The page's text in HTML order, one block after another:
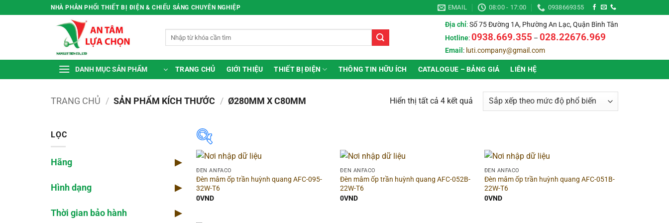
qua
NHÀ PHÂN PHỐI THIẾT BỊ ĐIỆN & CHIẾU SÁNG CHUYÊN NGHIỆP EMAIL 08:00 - 17:00 0938669355
Địa chỉ:Số 75 Đường 1A, Phường An Lạc, Quận Bình Tân
Hotline:0938.669.355 – 028.22676.969
Email : luti.company@gmail.com
DANH MỤC SẢN PHẨM TRANG CHỦ GIỚI THIỆU THIẾT BỊ ĐIỆN THÔNG TIN HỮU ÍCH CATALOGUE – BẢNG GIÁ LIÊN HỆ
TRANG CHỦ / SẢN PHẨM KÍCH THƯỚC / Ø280MM X C80MM Hiển thị tất cả 4 kết quảĐã
sắp
mức
phổ
biến
LỌC
Hãng ▶
Hình dạng ▶
Thời gian bảo hành ▶
Dòng sản phẩm Chất liệu Chống nước (IP)
ĐÈN ANFACO
Đèn mâm ốp trần huỳnh quang AFC-095-
32W-T6
0VND
ĐÈN ANFACO
Đèn mâm ốp trần huỳnh quang AFC-052B-
22W-T6
0VND
ĐÈN ANFACO
Đèn mâm ốp trần huỳnh quang AFC-051B-
22W-T6
0VND